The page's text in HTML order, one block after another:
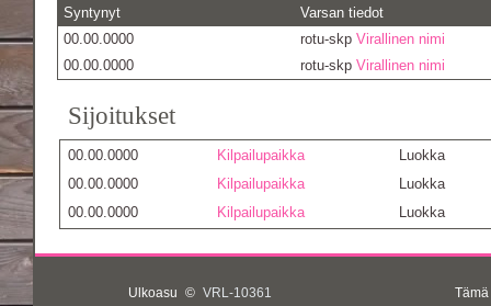
Syntynyt
Varsan tiedot
00.00.0000
rotu-skp Virallinen nimi
00.00.0000
rotu-skp Virallinen nimi
Sijoitukset
00.00.0000 Kilpailupaikka
Luokka
00.00.0000
Kilpailupaikka
Luokka
00.00.0000
Kilpailupaikka Luokka
Ulkoasu © VRL-10361